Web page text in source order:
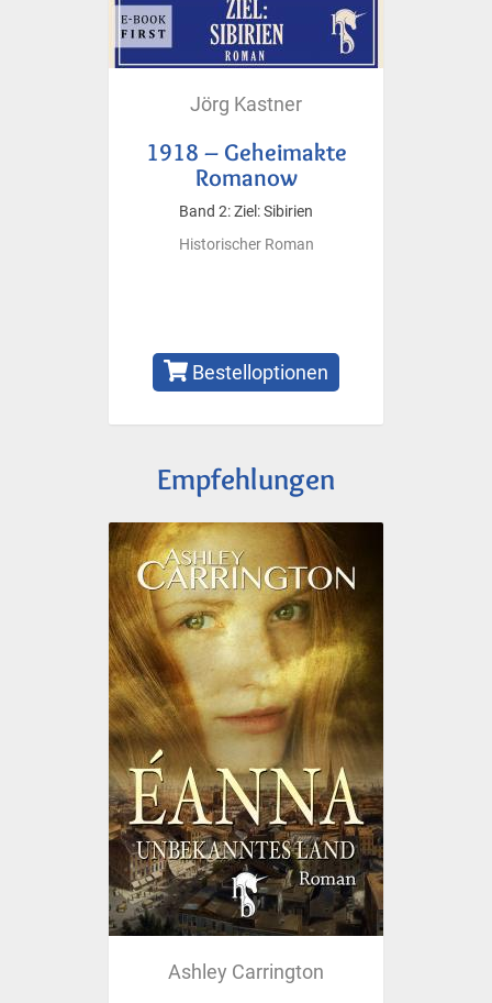
Jörg Kastner
1918 – Geheimakte
Romanow
Band 2: Ziel: Sibirien
Historischer Roman
Bestelloptionen
Empfehlungen
Ashley Carrington